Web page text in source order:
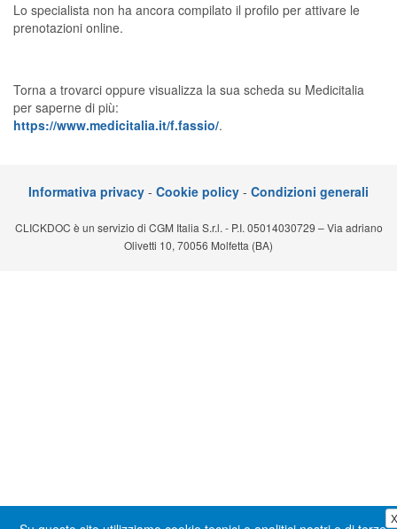
Prenotazioni online
Planner e rubrica in cloud
Teleconsulto
Lo specialista non ha ancora compilato il profilo per attivare le
prenotazioni online.
Torna a trovarci oppure visualizza la sua scheda su Medicitalia
per saperne di più:
https://www.medicitalia.it/f.fassio/.
X
Informativa privacy - Cookie policy - Condizioni generali
CLICKDOC è un servizio di CGM Italia S.r.l. - P.I. 05014030729 – Via adriano
Olivetti 10, 70056 Molfetta (BA)